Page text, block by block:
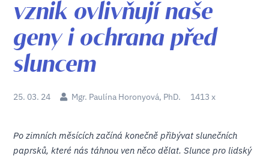
vznik ovlivňují naše
geny i ochrana před
sluncem
25. 03. 24 Mgr. Paulína Horonyová, PhD. 1413 x
Po zimních měsících začíná konečně přibývat slunečních
paprsků, které nás táhnou ven něco dělat. Slunce pro lidský